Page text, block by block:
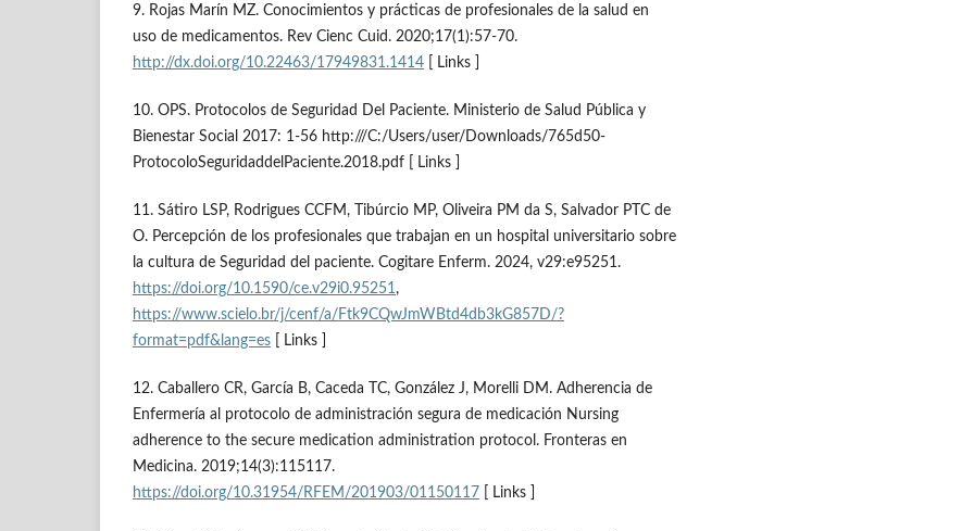
9. Rojas Marín MZ. Conocimientos y prácticas de profesionales de la salud en
uso de medicamentos. Rev Cienc Cuid. 2020;17(1):57-70.
http://dx.doi.org/10.22463/17949831.1414 [ Links ]
10. OPS. Protocolos de Seguridad Del Paciente. Ministerio de Salud Pública y
Bienestar Social 2017: 1-56 http:///C:/Users/user/Downloads/765d50-
ProtocoloSeguridaddelPaciente.2018.pdf [ Links ]
11. Sátiro LSP, Rodrigues CCFM, Tibúrcio MP, Oliveira PM da S, Salvador PTC de
O. Percepción de los profesionales que trabajan en un hospital universitario sobre
la cultura de Seguridad del paciente. Cogitare Enferm. 2024, v29:e95251.
https://doi.org/10.1590/ce.v29i0.95251,
https://www.scielo.br/j/cenf/a/Ftk9CQwJmWBtd4db3kG857D/?
format=pdf&lang=es [ Links ]
12. Caballero CR, García B, Caceda TC, González J, Morelli DM. Adherencia de
Enfermería al protocolo de administración segura de medicación Nursing
adherence to the secure medication administration protocol. Fronteras en
Medicina. 2019;14(3):115117.
https://doi.org/10.31954/RFEM/201903/01150117 [ Links ]